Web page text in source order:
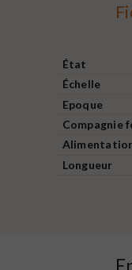
État
Échelle
Epoque
Compagnie
Longueur